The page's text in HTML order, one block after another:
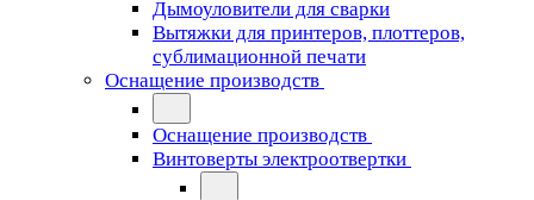
Дымоуловители для сварки
Вытяжки для принтеров, плоттеров,
сублимационной печати
Оснащение производств
Оснащение производств
Винтоверты электроотвертки